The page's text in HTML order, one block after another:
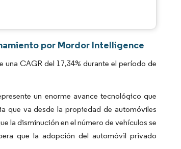
por Mordor Intelligence
CAGR del 17,34% durante el período de
un enorme avance tecnológico que
que va desde la propiedad de automóviles
la disminución en el número de vehículos se
que la adopción del automóvil privado